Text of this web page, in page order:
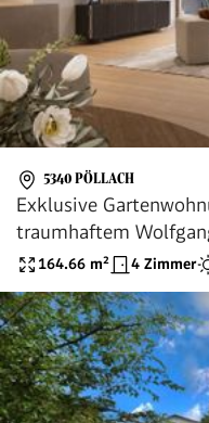
5340 PÖLLACH
Exklusive
traumhaftem
164.66 m² 4 Zimmer